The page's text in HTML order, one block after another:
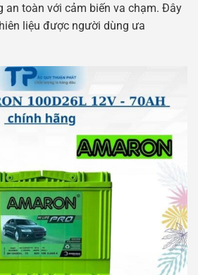
an toàn với cảm biến va chạm. Đây
liệu được người dùng ưa